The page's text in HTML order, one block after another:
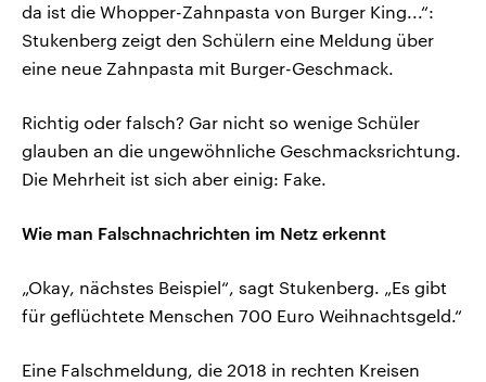
da ist die Whopper-Zahnpasta von Burger King...“:
Stukenberg zeigt den Schülern eine Meldung über
eine neue Zahnpasta mit Burger-Geschmack.
Richtig oder falsch? Gar nicht so wenige Schüler
glauben an die ungewöhnliche Geschmacksrichtung.
Die Mehrheit ist sich aber einig: Fake.
Wie man Falschnachrichten im Netz erkennt
„Okay, nächstes Beispiel“, sagt Stukenberg. „Es gibt
für geflüchtete Menschen 700 Euro Weihnachtsgeld.“
Eine Falschmeldung, die 2018 in rechten Kreisen